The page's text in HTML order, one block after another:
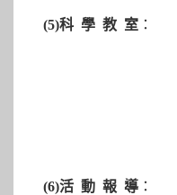
(5)科 學 教 室 ：
(6)活 動 報 導 ：